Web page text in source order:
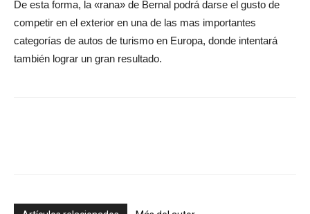
De esta forma, la «rana» de Bernal podrá darse el gusto de
competir en el exterior en una de las mas importantes
categorías de autos de turismo en Europa, donde intentará
también lograr un gran resultado.